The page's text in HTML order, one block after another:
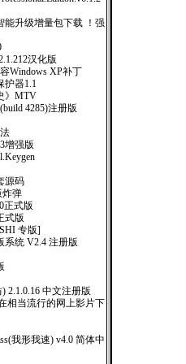
能升级增量包下载 ！强
汉化版
Windows XP补丁
护器1.1
》MTV
4285)注册版
法
增强版
源码
炸弹
正式版
式版
专版]
系统 V2.4 注册版
) 2.1.0.16 中文注册版
相当流行的网上影片下
我形我速) v4.0 简体中